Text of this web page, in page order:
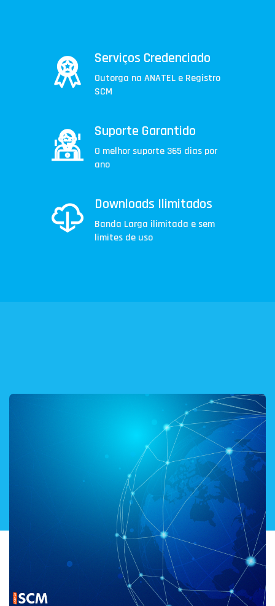
Serviços Credenciado
Outorga na ANATEL e Registro
SCM
Suporte Garantido
O melhor suporte 365 dias por
ano
Downloads Ilimitados
Banda Larga ilimitada e sem
limites de uso